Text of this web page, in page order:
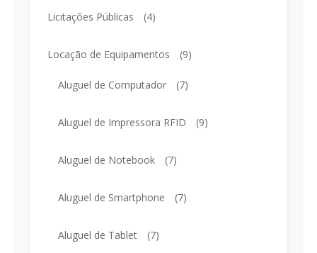
Licitações Públicas (4)
Locação de Equipamentos (9)
Aluguel de Computador (7)
Aluguel de Impressora RFID (9)
Aluguel de Notebook (7)
Aluguel de Smartphone (7)
Aluguel de Tablet (7)